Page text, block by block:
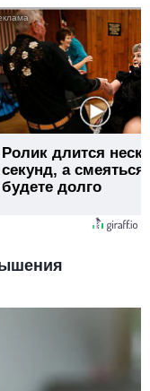
Ролик длится
секунд, а
будете долго